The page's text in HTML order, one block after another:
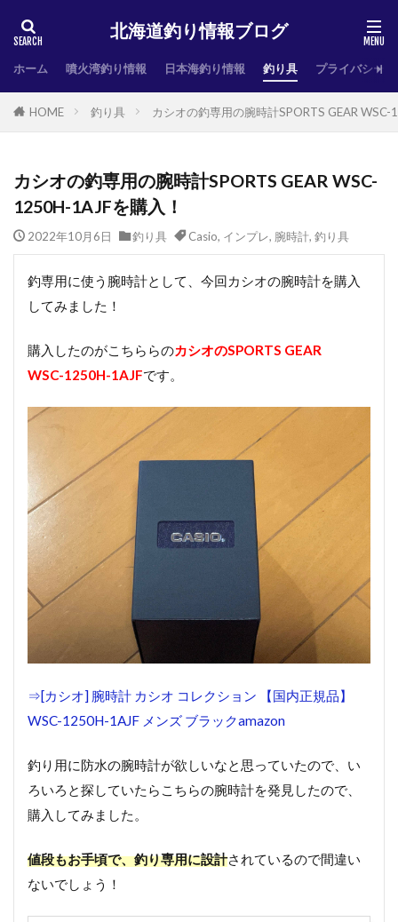
北海道釣り情報ブログ
ホーム 噴火湾釣り情報 日本海釣り情報 釣り具 プライバシー
HOME 釣り具 カシオの釣専用の腕時計SPORTS GEAR
カシオの釣専用の腕時計SPORTS GEAR WSC-
1250H-1AJFを購入！
2022年10月6日 釣り具 Casio, インプレ, 腕時計, 釣り具
釣専用に使う腕時計として、今回カシオの腕時計を購入
してみました！
購入したのがこちららのカシオのSPORTS GEAR
WSC-1250H-1AJFです。
⇒[カシオ] 腕時計 カシオ コレクション 【国内正規品】
WSC-1250H-1AJF メンズ ブラックamazon
釣り用に防水の腕時計が欲しいなと思っていたので、い
ろいろと探していたらこちらの腕時計を発見したので、
購入してみました。
値段もお手頃で、釣り専用に設計されているので間違い
ないでしょう！